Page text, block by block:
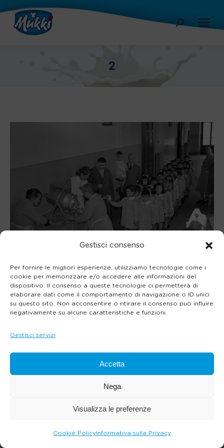
Gestisci consenso
Per fornire le migliori esperienze, utilizziamo tecnologie come i
cookie per memorizzare e/o accedere alle informazioni del
dispositivo. Il consenso a queste tecnologie ci permetterà di
elaborare dati come il comportamento di navigazione o ID unici
su questo sito. Non acconsentire o ritirare il consenso può influire
negativamente su alcune caratteristiche e funzioni.
Gestisci servizi
Accetta
Nega
Visualizza le preferenze
Cookie PolicyInformativa sulla Privacy
Cerca:
2